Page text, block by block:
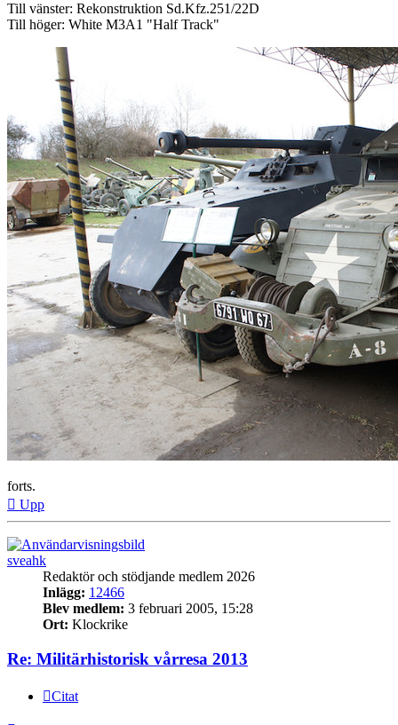
Till vänster: Rekonstruktion Sd.Kfz.251/22D
Till höger: White M3A1 "Half Track"
forts.
Upp
sveahk
Redaktör och stödjande medlem 2026
Inlägg: 12466
Blev medlem: 3 februari 2005, 15:28
Ort: Klockrike
Re: Militärhistorisk vårresa 2013
Citat